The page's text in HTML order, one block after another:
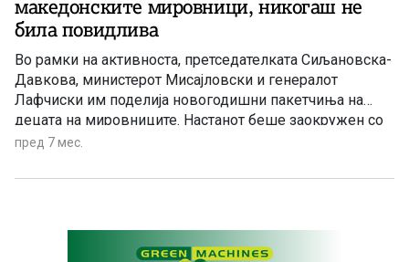
македонските мировници, никогаш не
била повидлива
Во рамки на активностa, претседателката Сиљановска-
Давкова, министерот Мисајловски и генералот
Лафчиски им поделија новогодишни пакетчиња на
децата на мировниците. Настанот беше заокружен со
традиционалната поделба на новогодишни пакетчиња
армискиот хеликоптер Ми-8/17 од Воздухопловниот
пред 7 мес.